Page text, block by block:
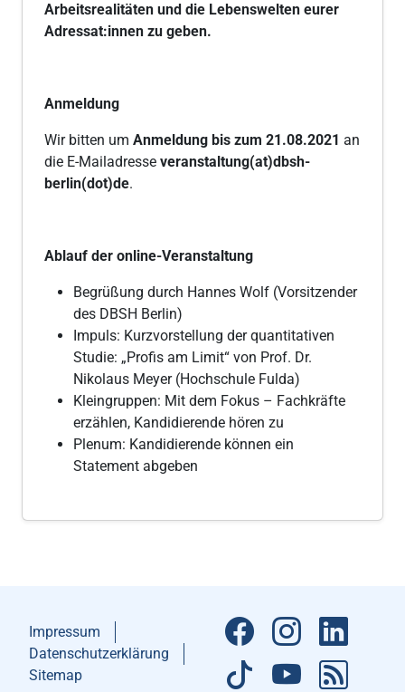
Arbeitsrealitäten und die Lebenswelten eurer
Adressat:innen zu geben.
Anmeldung
Wir bitten um Anmeldung bis zum 21.08.2021 an
die E-Mailadresse veranstaltung(at)dbsh-
berlin(dot)de.
Ablauf der online-Veranstaltung
Begrüßung durch Hannes Wolf (Vorsitzender
des DBSH Berlin)
Impuls: Kurzvorstellung der quantitativen
Studie: „Profis am Limit“ von Prof. Dr.
Nikolaus Meyer (Hochschule Fulda)
Kleingruppen: Mit dem Fokus – Fachkräfte
erzählen, Kandidierende hören zu
Plenum: Kandidierende können ein
Statement abgeben
Impressum
Datenschutzerklärung
Sitemap